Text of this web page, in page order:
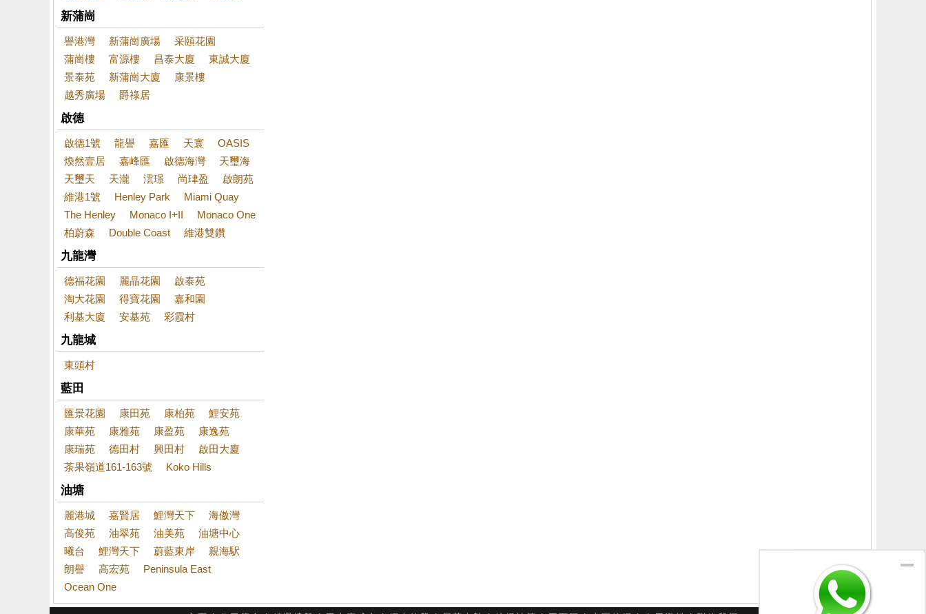
新蒲崗
譽港灣 新蒲崗廣場
采頤花園
蒲崗樓
富源樓 昌泰大廈
東誠大廈
景泰苑
新蒲崗大廈
康景樓
越秀廣場
爵祿居
啟德
啟德1號 龍譽 嘉匯 天寰
OASIS
煥然壹居
嘉峰匯 啟德海灣
天璽海
天璽天
天瀧 澐璟 尚珒盈
啟朗苑
維港1號
Henley Park
Miami Quay
The Henley
Monaco I+II
Monaco One
柏蔚森
Double Coast 維港雙鑽
九龍灣
德福花園 麗晶花園
啟泰苑
淘大花園
得寶花園
嘉和園
利基大廈
安基苑 彩霞村
九龍城
東頭村
藍田
匯景花園 康田苑 康柏苑
鯉安苑
康華苑
康雅苑 康盈苑
康逸苑
康瑞苑
德田村 興田村
啟田大廈
茶果嶺道161-163號
Koko Hills
油塘
麗港城 嘉賢居 鯉灣天下
海傲灣
高俊苑
油翠苑 油美苑
油塘中心
曦台
鯉灣天下 蔚藍東岸
親海駅
朗譽
高宏苑
Peninsula East
Ocean One